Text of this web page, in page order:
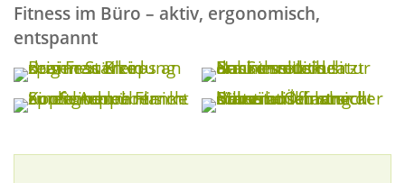
Fitness im Büro – aktiv, ergonomisch,
entspannt